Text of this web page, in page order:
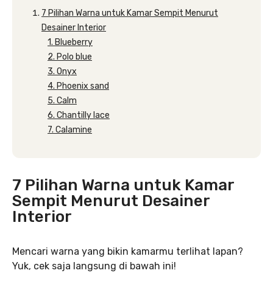
7 Pilihan Warna untuk Kamar Sempit Menurut
Desainer Interior
1. Blueberry
2. Polo blue
3. Onyx
4. Phoenix sand
5. Calm
6. Chantilly lace
7. Calamine
7 Pilihan Warna untuk Kamar
Sempit Menurut Desainer
Interior
Mencari warna yang bikin kamarmu terlihat lapan?
Yuk, cek saja langsung di bawah ini!